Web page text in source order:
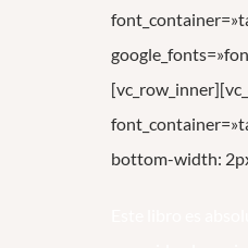
bottom-width: